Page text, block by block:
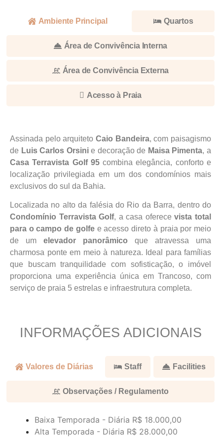
Ambiente Principal Quartos
Área de Convivência Interna
Área de Convivência Externa
Acesso à Praia
Assinada pelo arquiteto Caio Bandeira, com paisagismo
de Luis Carlos Orsinie decoração de Maisa Pimenta, a
Casa Terravista Golf 95combina elegância, conforto e
localização privilegiada em um dos condomínios mais
exclusivos do sul da Bahia.
Localizada no alto da falésia do Rio da Barra, dentro do
Condomínio Terravista Golf, a casa oferecevista total
para o campo de golfee acesso direto à praia por meio
de um elevador panorâmico que atravessa uma
charmosa ponte em meio à natureza. Ideal para famílias
que buscam tranquilidade com sofisticação, o imóvel
proporciona uma experiência única em Trancoso, com
serviço de praia 5 estrelas e infraestrutura completa.
INFORMAÇÕES ADICIONAIS
Valores de Diárias Staff Facilities
Observações / Regulamento
Baixa Temporada - Diária R$ 18.000,00
Alta Temporada - Diária R$ 28.000,00